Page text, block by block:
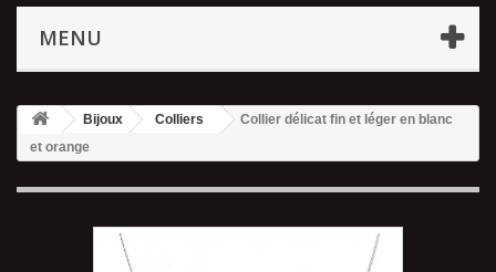
MENU
Bijoux Colliers
Collier délicat fin et léger en blanc
et orange